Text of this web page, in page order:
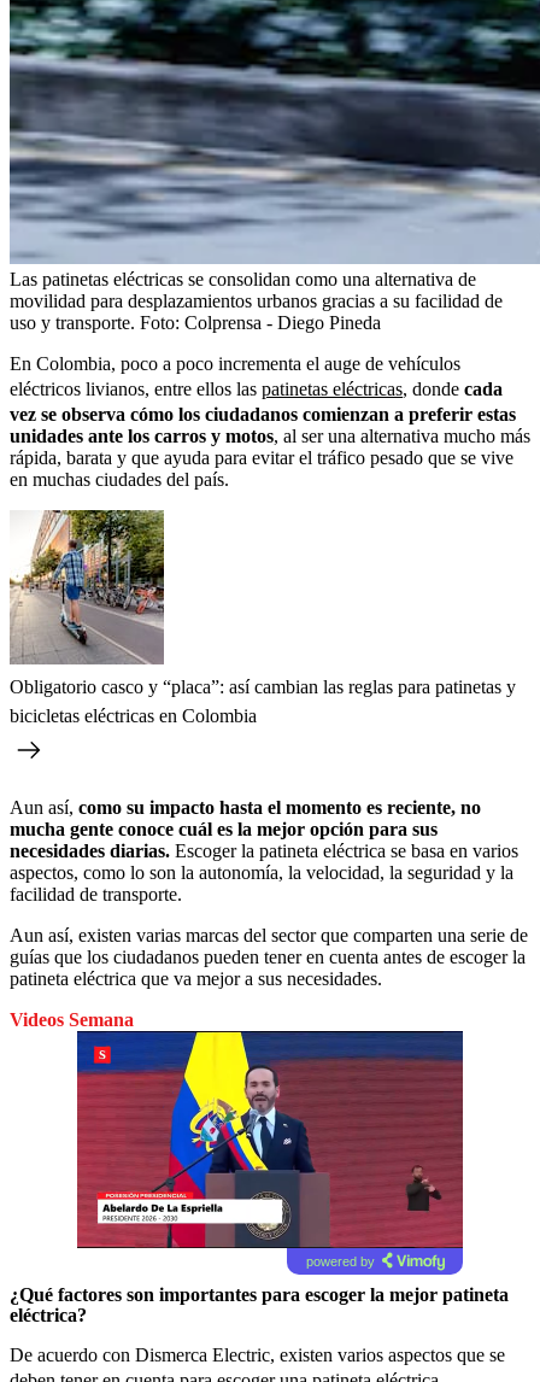
Las patinetas eléctricas se consolidan como una alternativa de
movilidad para desplazamientos urbanos gracias a su facilidad de
uso y transporte. Foto: Colprensa - Diego Pineda
En Colombia, poco a poco incrementa el auge de vehículos
eléctricos livianos, entre ellos las patinetas eléctricas, donde cada
vez se observa cómo los ciudadanos comienzan a preferir estas
unidades ante los carros y motos, al ser una alternativa mucho más
rápida, barata y que ayuda para evitar el tráfico pesado que se vive
en muchas ciudades del país.
Obligatorio casco y “placa”: así cambian las reglas para patinetas y
bicicletas eléctricas en Colombia
Aun así, como su impacto hasta el momento es reciente, no
mucha gente conoce cuál es la mejor opción para sus
necesidades diarias. Escoger la patineta eléctrica se basa en varios
aspectos, como lo son la autonomía, la velocidad, la seguridad y la
facilidad de transporte.
Aun así, existen varias marcas del sector que comparten una serie de
guías que los ciudadanos pueden tener en cuenta antes de escoger la
patineta eléctrica que va mejor a sus necesidades.
Videos Semana
powered by
¿Qué factores son importantes para escoger la mejor patineta
eléctrica?
De acuerdo con Dismerca Electric, existen varios aspectos que se